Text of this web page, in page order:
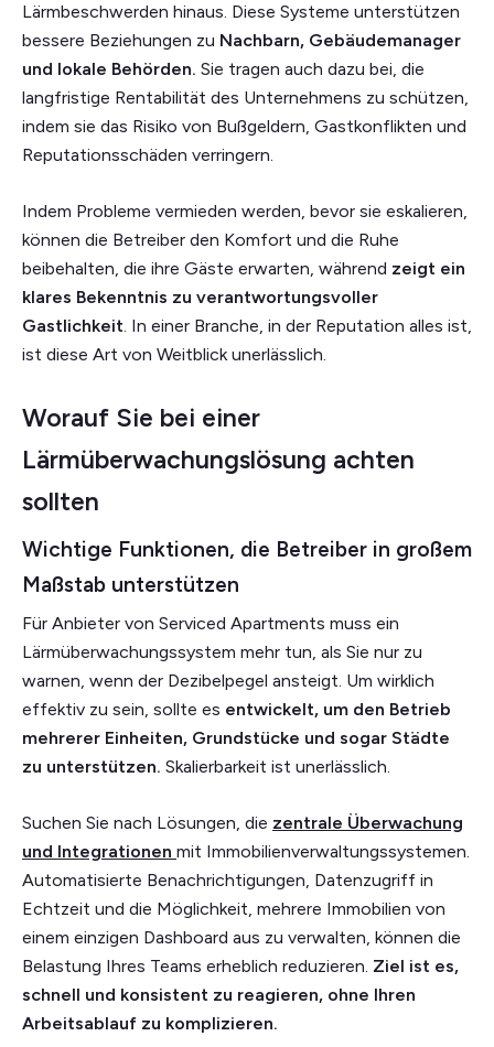
Lärmbeschwerden hinaus. Diese Systeme unterstützen
bessere Beziehungen zu Nachbarn, Gebäudemanager
und lokale Behörden. Sie tragen auch dazu bei, die
langfristige Rentabilität des Unternehmens zu schützen,
indem sie das Risiko von Bußgeldern, Gastkonflikten und
Reputationsschäden verringern.
Indem Probleme vermieden werden, bevor sie eskalieren,
können die Betreiber den Komfort und die Ruhe
beibehalten, die ihre Gäste erwarten, während zeigt ein
klares Bekenntnis zu verantwortungsvoller
Gastlichkeit. In einer Branche, in der Reputation alles ist,
ist diese Art von Weitblick unerlässlich.
Worauf Sie bei einer
Lärmüberwachungslösung achten
sollten
Wichtige Funktionen, die Betreiber in großem
Maßstab unterstützen
Für Anbieter von Serviced Apartments muss ein
Lärmüberwachungssystem mehr tun, als Sie nur zu
warnen, wenn der Dezibelpegel ansteigt. Um wirklich
effektiv zu sein, sollte es entwickelt, um den Betrieb
mehrerer Einheiten, Grundstücke und sogar Städte
zu unterstützen. Skalierbarkeit ist unerlässlich.
Suchen Sie nach Lösungen, die zentrale Überwachung
und Integrationen mit Immobilienverwaltungssystemen.
Automatisierte Benachrichtigungen, Datenzugriff in
Echtzeit und die Möglichkeit, mehrere Immobilien von
einem einzigen Dashboard aus zu verwalten, können die
Belastung Ihres Teams erheblich reduzieren. Ziel ist es,
schnell und konsistent zu reagieren, ohne Ihren
Arbeitsablauf zu komplizieren.